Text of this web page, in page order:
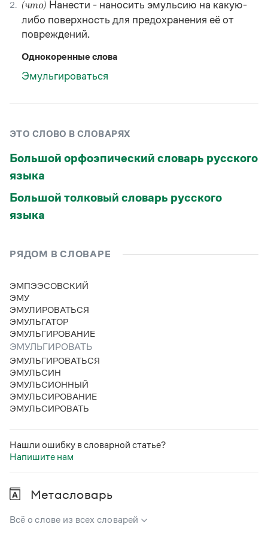
Статьи
Монологи
Интервью
Лекции и подкасты
Рекомендуем
Учебник Грамоты
Интерактивные упражнения: от простого к сложному
Издательство
Все книги
2. (что) Нанести - наносить эмульсию на какую-
либо поверхность для предохранения её от
повреждений.
Однокоренные слова
Эмульгироваться
ЭТО СЛОВО В СЛОВАРЯХ
Большой орфоэпический словарь русского
языка
Большой толковый словарь русского
языка
РЯДОМ В СЛОВАРЕ
ЭМПЭЭСОВСКИЙ
ЭМУ
ЭМУЛИРОВАТЬСЯ
ЭМУЛЬГАТОР
ЭМУЛЬГИРОВАНИЕ
ЭМУЛЬГИРОВАТЬ
ЭМУЛЬГИРОВАТЬСЯ
ЭМУЛЬСИН
ЭМУЛЬСИОННЫЙ
ЭМУЛЬСИРОВАНИЕ
ЭМУЛЬСИРОВАТЬ
Нашли ошибку в словарной статье?
Напишите нам
Метасловарь
Всё о слове из всех словарей